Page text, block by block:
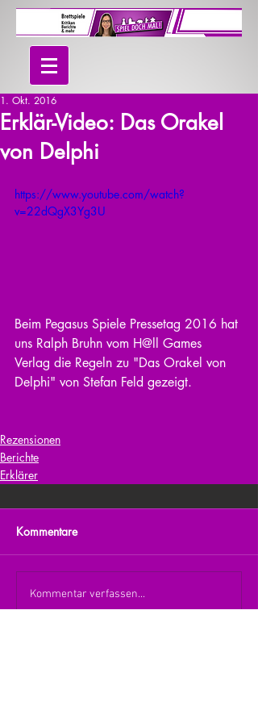
Erklär-Video: Das Orakel
von Delphi
1. Okt. 2016
https://www.youtube.com/watch?
v=22dQgX3Yg3U
Beim Pegasus Spiele Pressetag 2016 hat
uns Ralph Bruhn vom H@ll Games
Verlag die Regeln zu "Das Orakel von
Delphi" von Stefan Feld gezeigt.
Rezensionen
Berichte
Erklärer
Kommentare
Kommentar verfassen...